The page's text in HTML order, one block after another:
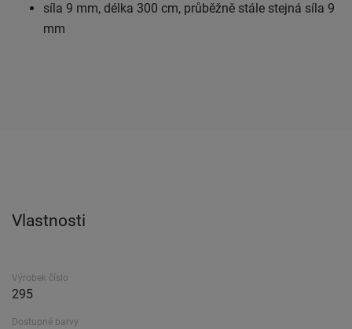
síla 9 mm, délka 300 cm, průběžně stále stejná síla 9
mm
Vlastnosti
Výrobek číslo
295
Dostupné barvy